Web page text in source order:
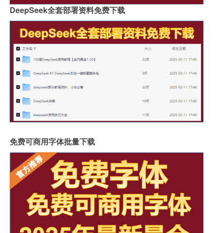
DeepSeek全套部署资料免费下载
免费可商用字体批量下载